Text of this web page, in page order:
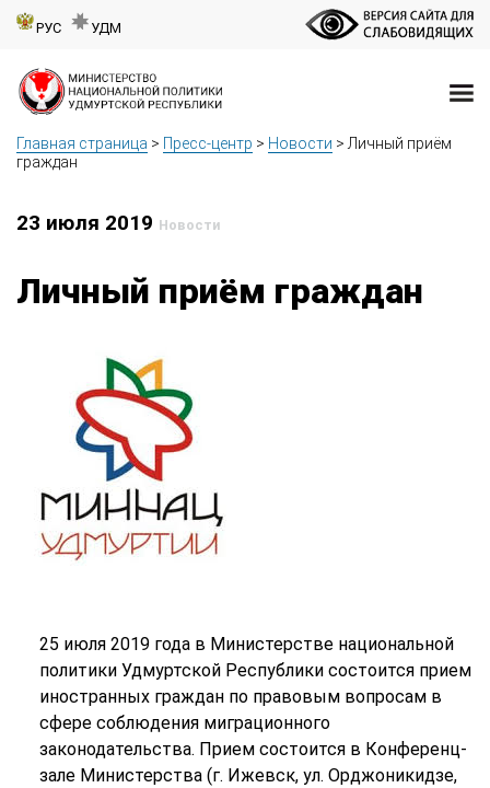
РУС УДМ
Главная страница > Пресс-центр > Новости >Личный приём
граждан
23 июля 2019 Новости
Личный приём граждан
25 июля 2019 года в Министерстве национальной
политики Удмуртской Республики состоится прием
иностранных граждан по правовым вопросам в
сфере соблюдения миграционного
законодательства. Прием состоится в Конференц-
зале Министерства (г. Ижевск, ул. Орджоникидзе,